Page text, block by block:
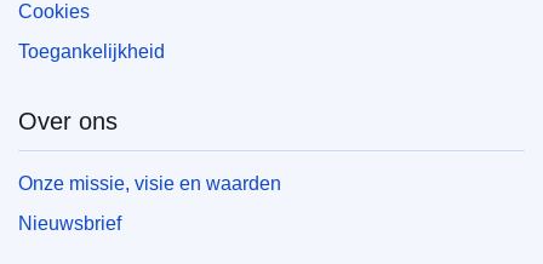
Cookies
Toegankelijkheid
Over ons
Onze missie, visie en waarden
Nieuwsbrief